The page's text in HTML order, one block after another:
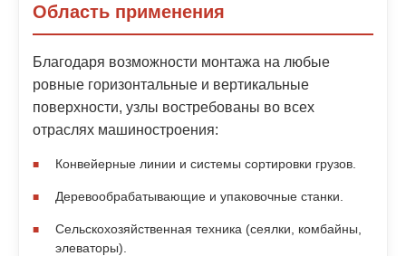
Область применения
Благодаря возможности монтажа на любые
ровные горизонтальные и вертикальные
поверхности, узлы востребованы во всех
отраслях машиностроения:
Конвейерные линии и системы сортировки грузов.
Деревообрабатывающие и упаковочные станки.
Сельскохозяйственная техника (сеялки, комбайны,
элеваторы).